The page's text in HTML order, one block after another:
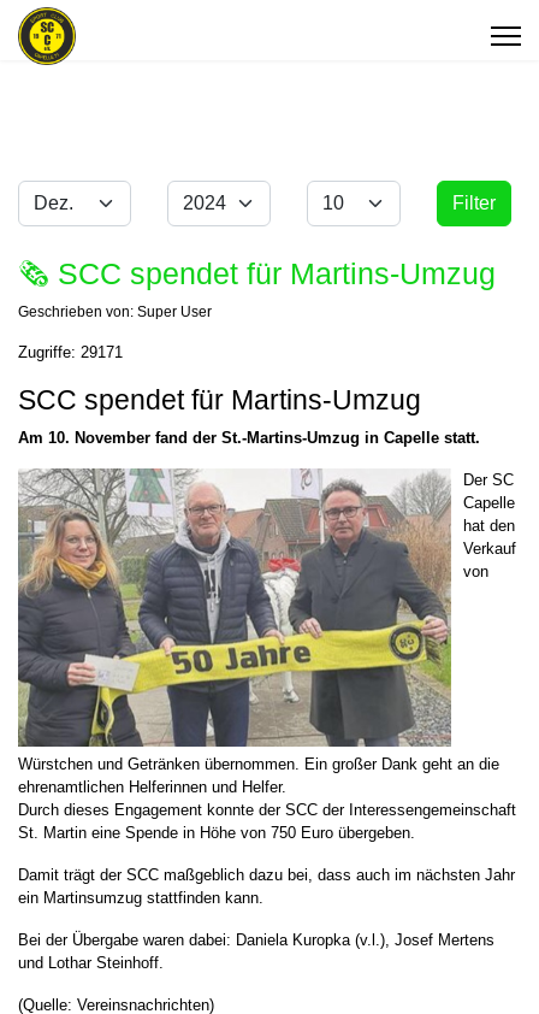
Filter
Monat Jahr Anzeige #
Filter
🗞 SCC spendet für Martins-Umzug
Geschrieben von: Super User
Zugriffe: 29171
SCC spendet für Martins-Umzug
Am 10. November fand der St.-Martins-Umzug in Capelle statt.
Der SC
Capelle
hat den
Verkauf
von
Würstchen und Getränken übernommen. Ein großer Dank geht an die
ehrenamtlichen Helferinnen und Helfer.
Durch dieses Engagement konnte der SCC der Interessengemeinschaft
St. Martin eine Spende in Höhe von 750 Euro übergeben.
Damit trägt der SCC maßgeblich dazu bei, dass auch im nächsten Jahr
ein Martinsumzug stattfinden kann.
Bei der Übergabe waren dabei: Daniela Kuropka (v.l.), Josef Mertens
und Lothar Steinhoff.
(Quelle: Vereinsnachrichten)